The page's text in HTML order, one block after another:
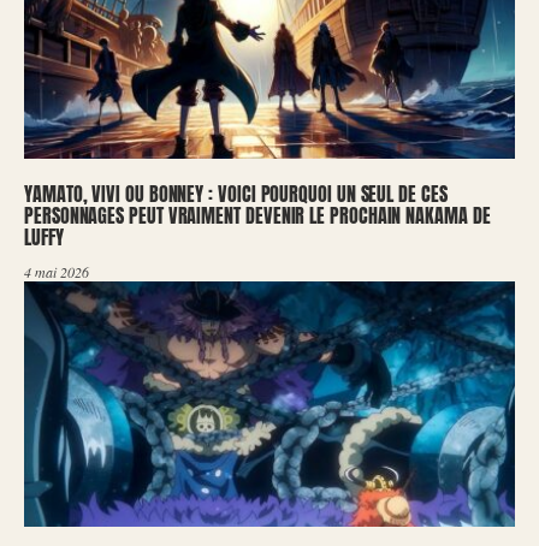
YAMATO, VIVI OU BONNEY : VOICI POURQUOI UN SEUL DE CES
PERSONNAGES PEUT VRAIMENT DEVENIR LE PROCHAIN NAKAMA DE
LUFFY
4 mai 2026